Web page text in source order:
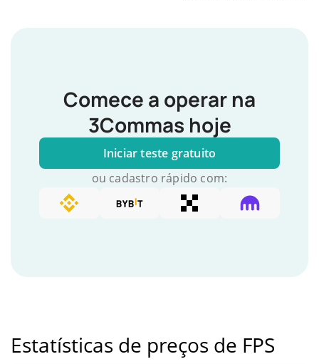
Comece a operar na
3Commas hoje
Iniciar teste gratuito
ou cadastro rápido com:
Estatísticas de preços de FPS